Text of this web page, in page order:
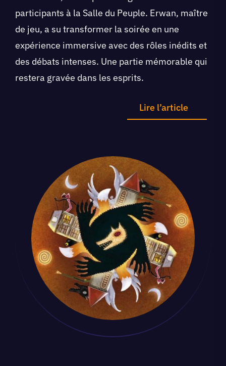
participants à la Salle du Peuple. Erwan, maître
de jeu, a su transformer la soirée en une
expérience immersive avec des rôles inédits et
des débats intenses. Une partie mémorable qui
restera gravée dans les esprits.
Lire l’article